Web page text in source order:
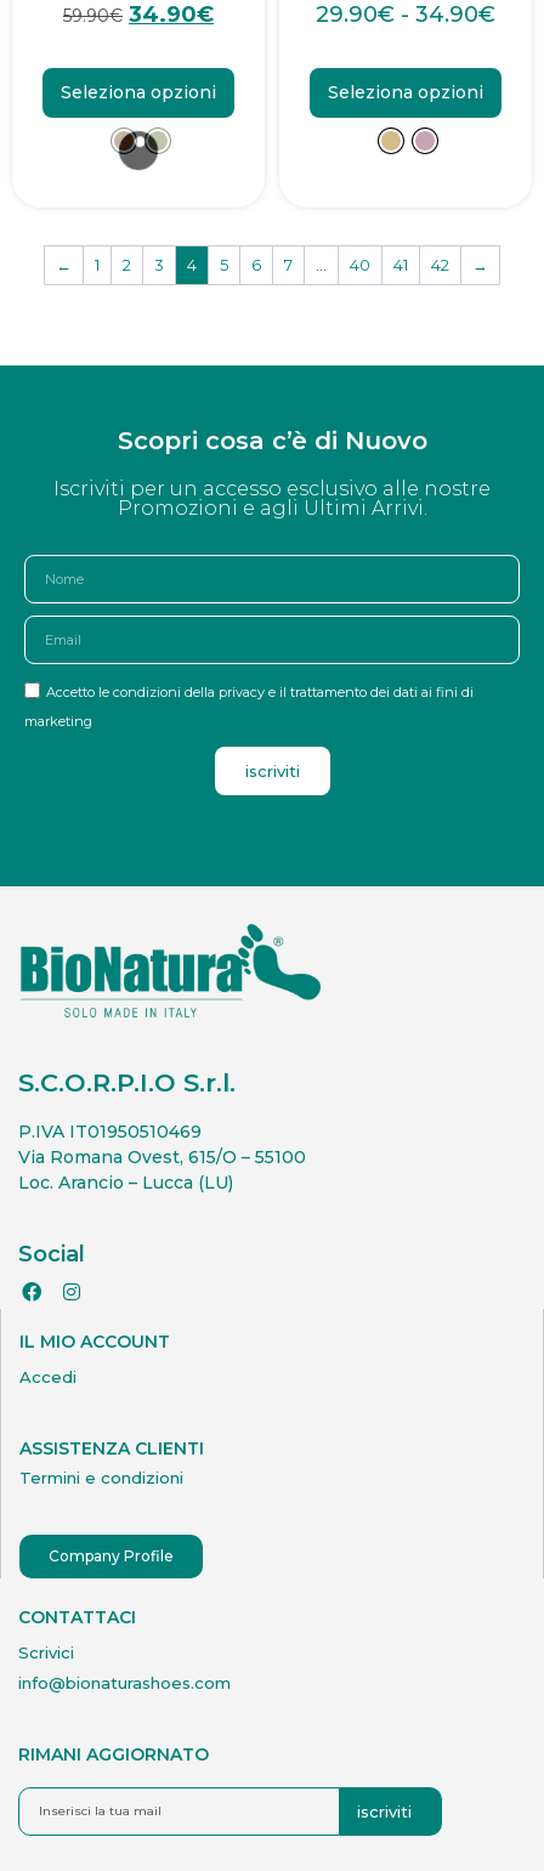
59.90€ 34.90€
Seleziona opzioni
29.90€ - 34.90€
Seleziona opzioni
← 1 2 3 4 5 6 7 40 41 42 →
Scopri cosa c’è di Nuovo
Iscriviti per un accesso esclusivo alle nostre
Promozioni e agli Ultimi Arrivi.
Accetto le condizioni della privacy e il trattamento dei dati ai fini di
marketing
iscriviti
S.C.O.R.P.I.O S.r.l.
P.IVA IT01950510469
Via Romana Ovest, 615/O – 55100
Loc. Arancio – Lucca (LU)
Social
IL MIO ACCOUNT
Accedi
ASSISTENZA CLIENTI
Termini e condizioni
Company Profile
CONTATTACI
Scrivici
info@bionaturashoes.com
RIMANI AGGIORNATO
iscriviti